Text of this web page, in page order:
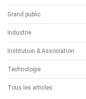
Grand public
Industrie
Institution & Association
Technologie
Tous les articles